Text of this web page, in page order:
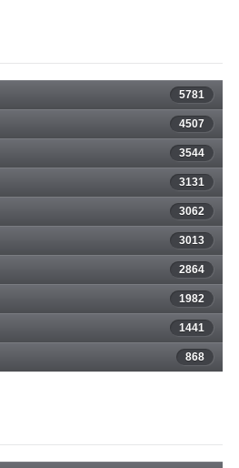
5781
4507
3544
3131
3062
3013
2864
1982
1441
868